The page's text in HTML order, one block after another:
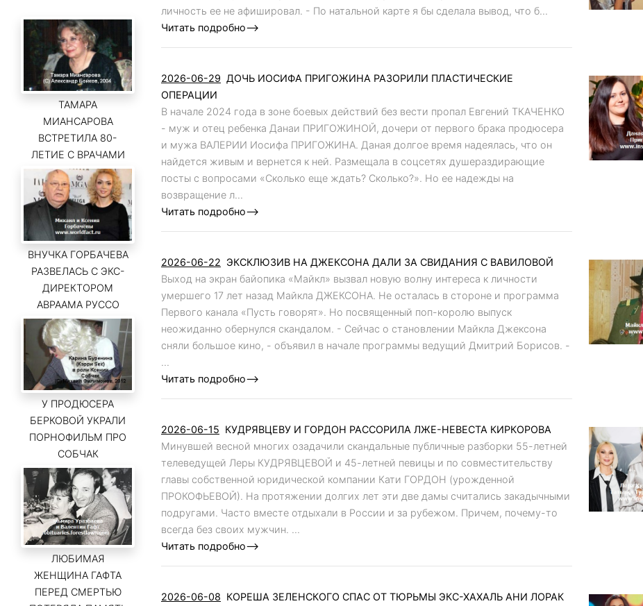
ТАМАРА
МИАНСАРОВА
ВСТРЕТИЛА 80-
ЛЕТИЕ С ВРАЧАМИ
ВНУЧКА ГОРБАЧЕВА
РАЗВЕЛАСЬ С ЭКС-
ДИРЕКТОРОМ
АВРААМА РУССО
У ПРОДЮСЕРА
БЕРКОВОЙ УКРАЛИ
ПОРНОФИЛЬМ ПРО
СОБЧАК
ЛЮБИМАЯ
ЖЕНЩИНА ГАФТА
ПЕРЕД СМЕРТЬЮ
личность ее не афишировал. - По натальной карте я бы сделала вывод, что б...
Читать подробно-->
2026-06-29 ДОЧЬ ИОСИФА ПРИГОЖИНА РАЗОРИЛИ ПЛАСТИЧЕСКИЕ
ОПЕРАЦИИ
В начале 2024 года в зоне боевых действий без вести пропал Евгений ТКАЧЕНКО
- муж и отец ребенка Данаи ПРИГОЖИНОЙ, дочери от первого брака продюсера
и мужа ВАЛЕРИИ Иосифа ПРИГОЖИНА. Даная долгое время надеялась, что он
найдется живым и вернется к ней. Размещала в соцсетях душераздирающие
посты с вопросами «Сколько еще ждать? Сколько?». Но ее надежды на
возвращение л...
Читать подробно-->
2026-06-22 ЭКСКЛЮЗИВ НА ДЖЕКСОНА ДАЛИ ЗА СВИДАНИЯ С ВАВИЛОВОЙ
Выход на экран байопика «Майкл» вызвал новую волну интереса к личности
умершего 17 лет назад Майкла ДЖЕКСОНА. Не осталась в стороне и программа
Первого канала «Пусть говорят». Но посвященный поп-королю выпуск
неожиданно обернулся скандалом. - Сейчас о становлении Майкла Джексона
сняли большое кино, - объявил в начале программы ведущий Дмитрий Борисов. -
Читать подробно-->
2026-06-15 КУДРЯВЦЕВУ И ГОРДОН РАССОРИЛА ЛЖЕ-НЕВЕСТА КИРКОРОВА
Минувшей весной многих озадачили скандальные публичные разборки 55-летней
телеведущей Леры КУДРЯВЦЕВОЙ и 45-летней певицы и по совместительству
главы собственной юридической компании Кати ГОРДОН (урожденной
ПРОКОФЬЕВОЙ). На протяжении долгих лет эти две дамы считались закадычными
подругами. Часто вместе отдыхали в России и за рубежом. Причем, почему-то
всегда без своих мужчин. ...
Читать подробно-->
2026-06-08 КОРЕША ЗЕЛЕНСКОГО СПАС ОТ ТЮРЬМЫ ЭКС-ХАХАЛЬ АНИ ЛОРАК